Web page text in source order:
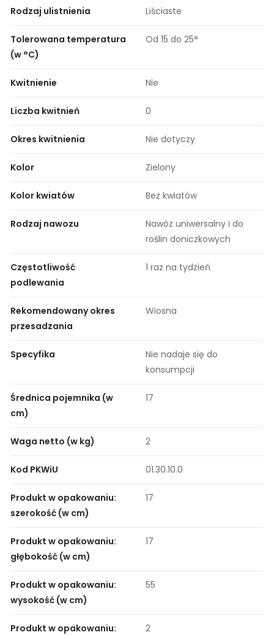
Rodzaj ulistnienia Liściaste
Tolerowana temperatura
(w °C)
Od 15 do 25°
Kwitnienie Nie
Liczba kwitnień 0
Okres kwitnienia Nie dotyczy
Kolor Zielony
Kolor kwiatów Bez kwiatów
Rodzaj nawozu
Nawóz uniwersalny i do
roślin doniczkowych
Częstotliwość
podlewania
1 raz na tydzień
Rekomendowany okres
przesadzania
Wiosna
Specyfika
Nie nadaje się do
konsumpcji
Średnica pojemnika (w
cm)
17
Waga netto (w kg) 2
Kod PKWiU 01.30.10.0
Produkt w opakowaniu:
szerokość (w cm)
17
Produkt w opakowaniu:
głębokość (w cm)
17
Produkt w opakowaniu:
wysokość (w cm)
55
Produkt w opakowaniu:
2